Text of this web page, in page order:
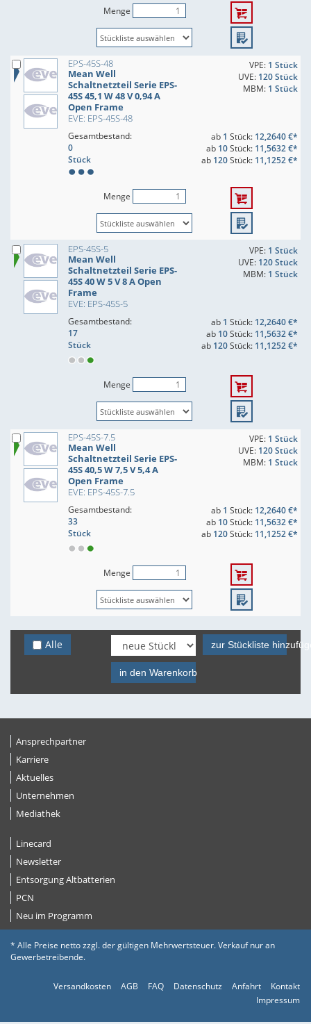
Menge
EPS-45S-48
Mean Well
Schaltnetzteil Serie EPS-
45S 45,1 W 48 V 0,94 A
Open Frame
EVE: EPS-45S-48
VPE: 1 Stück
UVE: 120 Stück
MBM: 1 Stück
Gesamtbestand:
0
Stück
ab 1 Stück: 12,2640 €*
ab 10Stück: 11,5632 €*
ab 120Stück: 11,1252 €*
Menge
EPS-45S-5
Mean Well
Schaltnetzteil Serie EPS-
45S 40 W 5 V 8 A Open
Frame
EVE: EPS-45S-5
VPE: 1 Stück
UVE: 120 Stück
MBM: 1 Stück
Gesamtbestand:
17
Stück
ab 1 Stück: 12,2640 €*
ab 10Stück: 11,5632 €*
ab 120Stück: 11,1252 €*
Menge
EPS-45S-7.5
Mean Well
Schaltnetzteil Serie EPS-
45S 40,5 W 7,5 V 5,4 A
Open Frame
EVE: EPS-45S-7.5
VPE: 1 Stück
UVE: 120 Stück
MBM: 1 Stück
Gesamtbestand:
33
Stück
ab 1 Stück: 12,2640 €*
ab 10Stück: 11,5632 €*
ab 120Stück: 11,1252 €*
Menge
Alle zur Stückliste
in den Warenkorb
Ansprechpartner
Karriere
Aktuelles
Unternehmen
Mediathek
Linecard
Newsletter
Entsorgung Altbatterien
PCN
Neu im Programm
* Alle Preise netto zzgl. der gültigen Mehrwertsteuer. Verkauf nur an
Gewerbetreibende.
Versandkosten AGB FAQ Datenschutz Anfahrt
Kontakt
Impressum